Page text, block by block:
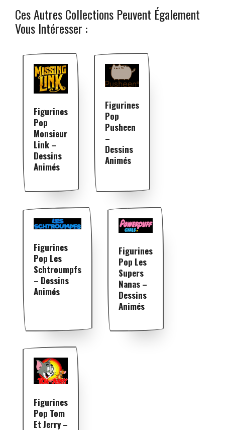
Ces Autres Collections Peuvent Également
Vous Intéresser :
Figurines
Pop
Monsieur
Link –
Dessins
Animés
Figurines
Pop
Pusheen
–
Dessins
Animés
Figurines
Pop Les
Schtroumpfs
– Dessins
Animés
Figurines
Pop Les
Supers
Nanas –
Dessins
Animés
Figurines
Pop Tom
Et Jerry –